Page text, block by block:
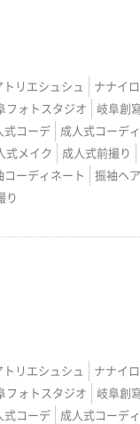
トリエシュシュ ナナイ
フォトスタジオ 岐阜創
式コーデ 成人式コーデ
式メイク 成人式前撮り
コーディネート 振袖ヘア
り
トリエシュシュ ナナイ
フォトスタジオ 岐阜創
式コーデ 成人式コーデ